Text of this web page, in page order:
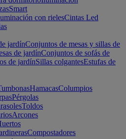
Smart
con rielesCintas Led
jardínConjuntos de mesas y sillas de
de jardínConjuntos de sofás de
de jardínSillas colgantesEstufas de
HamacasColumpios
Pérgolas
Toldos
Arcones
Compostadores